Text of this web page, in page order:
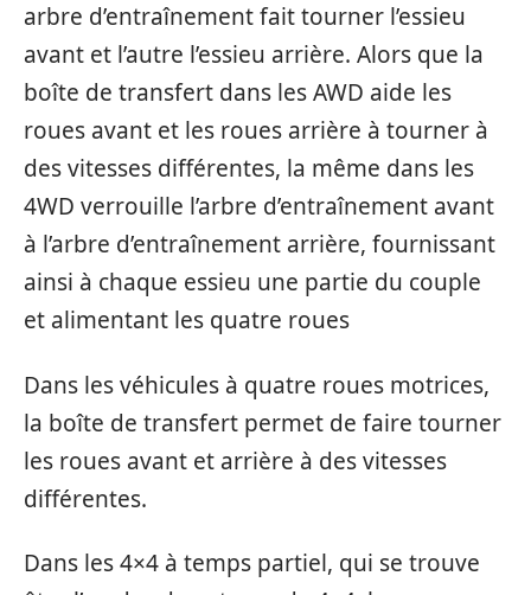
arbre d’entraînement fait tourner l’essieu
avant et l’autre l’essieu arrière. Alors que la
boîte de transfert dans les AWD aide les
roues avant et les roues arrière à tourner à
des vitesses différentes, la même dans les
4WD verrouille l’arbre d’entraînement avant
à l’arbre d’entraînement arrière, fournissant
ainsi à chaque essieu une partie du couple
et alimentant les quatre roues
Dans les véhicules à quatre roues motrices,
la boîte de transfert permet de faire tourner
les roues avant et arrière à des vitesses
différentes.
Dans les 4×4 à temps partiel, qui se trouve